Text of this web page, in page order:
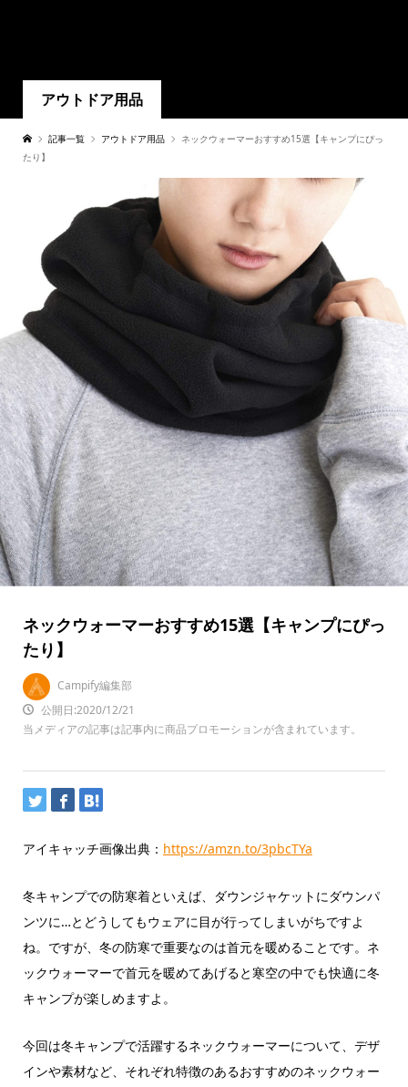
アウトドア用品
記事一覧 アウトドア用品
ネックウォーマーおすすめ15選【キャンプにぴっ
たり】
ネックウォーマーおすすめ15選【キャンプにぴっ
たり】
Campify編集部
公開日:2020/12/21
当メディアの記事は記事内に商品プロモーションが含まれています。
アイキャッチ画像出典： https://amzn.to/3pbcTYa
冬キャンプでの防寒着といえば、ダウンジャケットにダウンパ
ンツに…とどうしてもウェアに目が行ってしまいがちですよ
ね。ですが、冬の防寒で重要なのは首元を暖めることです。ネ
ックウォーマーで首元を暖めてあげると寒空の中でも快適に冬
キャンプが楽しめますよ。
今回は冬キャンプで活躍するネックウォーマーについて、デザ
インや素材など、それぞれ特徴のあるおすすめのネックウォー